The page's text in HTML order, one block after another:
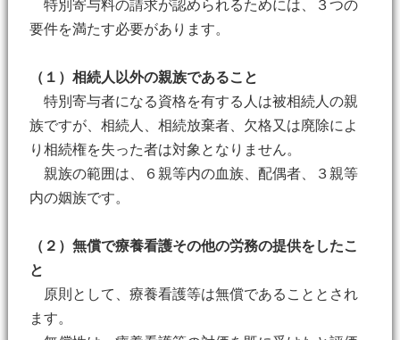
特別寄与料の請求が認められるためには、３つの
要件を満たす必要があります。
（１）相続人以外の親族であること
特別寄与者になる資格を有する人は被相続人の親
族ですが、相続人、相続放棄者、欠格又は廃除によ
り相続権を失った者は対象となりません。
親族の範囲は、６親等内の血族、配偶者、３親等
内の姻族です。
（２）無償で療養看護その他の労務の提供をしたこ
と
原則として、療養看護等は無償であることとされ
ます。